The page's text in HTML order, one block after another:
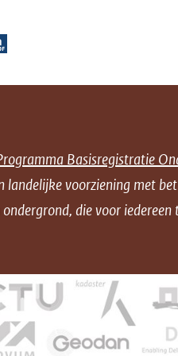
Basisregistratie
landelijke voorziening met
die voor